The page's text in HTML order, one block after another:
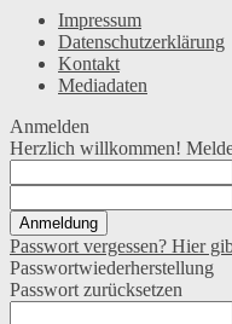
Impressum
Datenschutzerklärung
Kontakt
Mediadaten
Anmelden
Herzlich willkommen!
Passwort vergessen? Hier
Passwortwiederherstellung
Passwort zurücksetzen